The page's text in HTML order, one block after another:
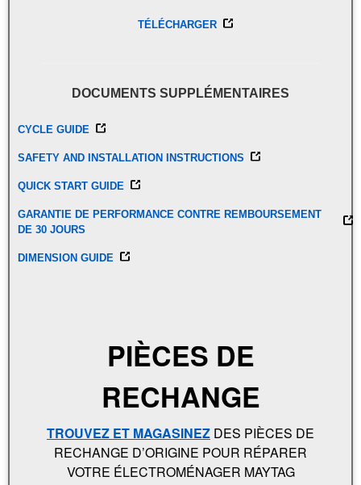
TÉLÉCHARGER
DOCUMENTS SUPPLÉMENTAIRES
CYCLE GUIDE
SAFETY AND INSTALLATION INSTRUCTIONS
QUICK START GUIDE
GARANTIE DE PERFORMANCE CONTRE REMBOURSEMENT
DE 30 JOURS
DIMENSION GUIDE
PIÈCES DE
RECHANGE
TROUVEZ ET MAGASINEZ DES PIÈCES DE
RECHANGE D’ORIGINE POUR RÉPARER
VOTRE ÉLECTROMÉNAGER MAYTAG